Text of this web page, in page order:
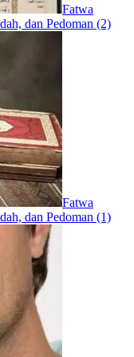
Fatwa
dan Pedoman (2)
Fatwa
dan Pedoman (1)